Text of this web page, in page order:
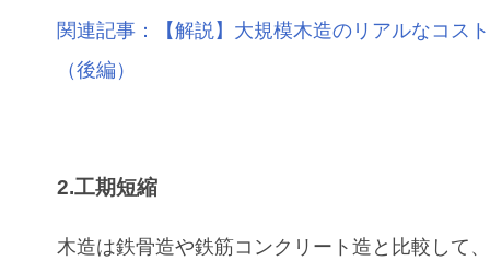
関連記事：【解説】大規模木造のリアルなコス
（後編）
2.工期短縮
木造は鉄骨造や鉄筋コンクリート造と比較して